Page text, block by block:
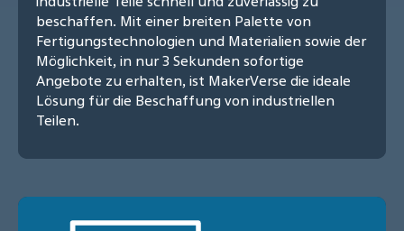
beschaffen. Mit einer breiten Palette von
Fertigungstechnologien und Materialien sowie der
Möglichkeit, in nur 3 Sekunden sofortige
Angebote zu erhalten, ist MakerVerse die ideale
Lösung für die Beschaffung von industriellen
Teilen.